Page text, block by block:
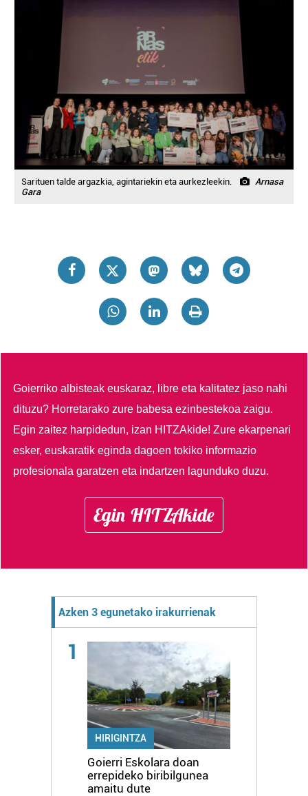
Sarituen talde argazkia, agintariekin eta aurkezleekin.
Arnasa
Gara
Goierriko albisteak euskaraz, libre eta kalitatez jaso nahi
dituzu? Horretarako zure babesa ezinbestekoa zaigu.
Egin zaitez harpidedun, izan HITZAkide!Zure ekarpenari
esker, euskaratik eginda dagoen tokiko informazio
profesionala garatzen eta indartzen lagunduko duzu.
Egin HITZAkide
Azken 3 egunetako irakurrienak
1
HIRIGINTZA
Goierri Eskolara doan
errepideko biribilgunea
amaitu dute